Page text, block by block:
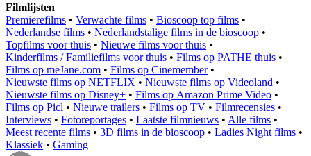
Filmlijsten
Premierefilms • Verwachte films • Bioscoop top films •
Nederlandse films • Nederlandstalige films in de bioscoop •
Topfilms voor thuis • Nieuwe films voor thuis •
Kinderfilms / Familiefilms voor thuis • Films op PATHE thuis •
Films op meJane.com • Films op Cinemember•
Nieuwste films op NETFLIX • Nieuwste films op Videoland •
Nieuwste films op Disney+ • Films op Amazon Prime Video •
Films op Picl • Nieuwe trailers • Films op TV • Filmrecensies •
Interviews • Fotoreportages • Laatste filmnieuws • Alle films •
Meest recente films • 3D films in de bioscoop • Ladies Night films •
Klassiek • Gaming